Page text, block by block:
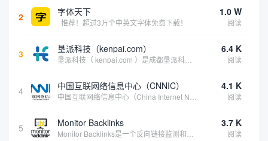
2 字体天下
推荐！超过3万个中英文字体免费下载！
1.0 W
阅读
3 垦派科技（kenpai.com） 6.4 K
阅读
4 中国互联网络信息中心（CNNIC） 4.1 K
阅读
5 Monitor Backlinks 3.7 K
阅读